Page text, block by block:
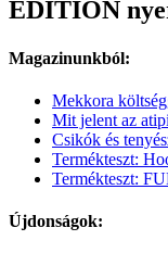
EDITION
Magazinunkból:
Mekkora
Mit jelent az
Csikók és
Termékteszt:
Termékteszt:
Újdonságok: